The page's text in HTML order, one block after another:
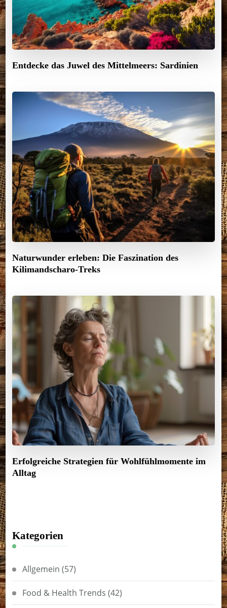
Entdecke das Juwel des Mittelmeers: Sardinien
Naturwunder erleben: Die Faszination des
Kilimandscharo-Treks
Erfolgreiche Strategien für Wohlfühlmomente im
Alltag
Kategorien
Allgemein (57)
Food & Health Trends (42)